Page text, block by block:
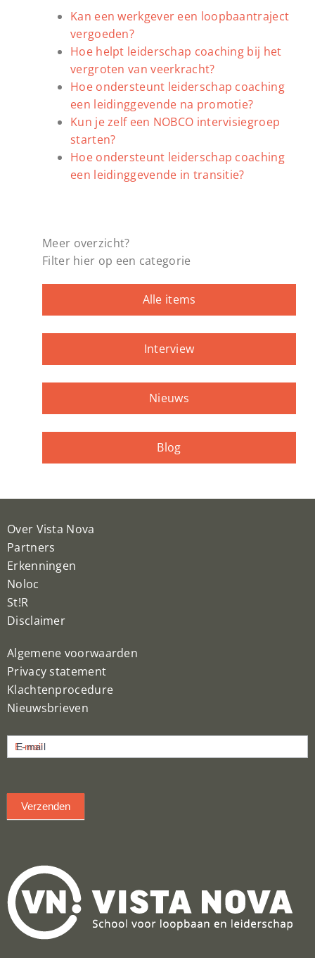
Kan een werkgever een loopbaantraject
vergoeden?
Hoe helpt leiderschap coaching bij het
vergroten van veerkracht?
Hoe ondersteunt leiderschap coaching
een leidinggevende na promotie?
Kun je zelf een NOBCO intervisiegroep
starten?
Hoe ondersteunt leiderschap coaching
een leidinggevende in transitie?
Meer overzicht?
Filter hier op een categorie
Alle items
Interview
Nieuws
Blog
Over Vista Nova
Partners
Erkenningen
Noloc
St!R
Disclaimer
Algemene voorwaarden
Privacy statement
Klachtenprocedure
Nieuwsbrieven
inschrijven
E-mail
Verzenden